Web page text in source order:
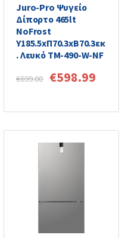
Juro-Pro Ψυγείο
Δίπορτο 465lt
NoFrost
Υ185.5xΠ70.3xΒ70.3εκ
. Λευκό TM-490-W-NF
€699.00 €598.99